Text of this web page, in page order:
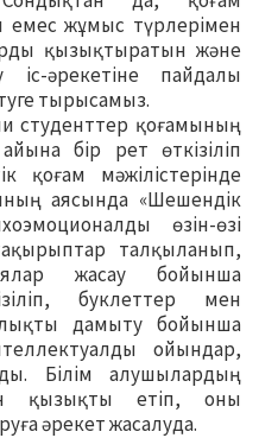
жұмыс түрлерімен
қызықтыратын және
әрекетіне пайдалы
тырысамыз.
студенттер қоғамының
бір рет өткізіліп
қоғам мәжілістерінде
аясында «Шешендік
өзін-өзі
талқыланып,
жасау бойынша
буклеттер мен
дамыту бойынша
ойындар,
Білім алушылардың
қызықты етіп, оны
әрекет жасалуда.